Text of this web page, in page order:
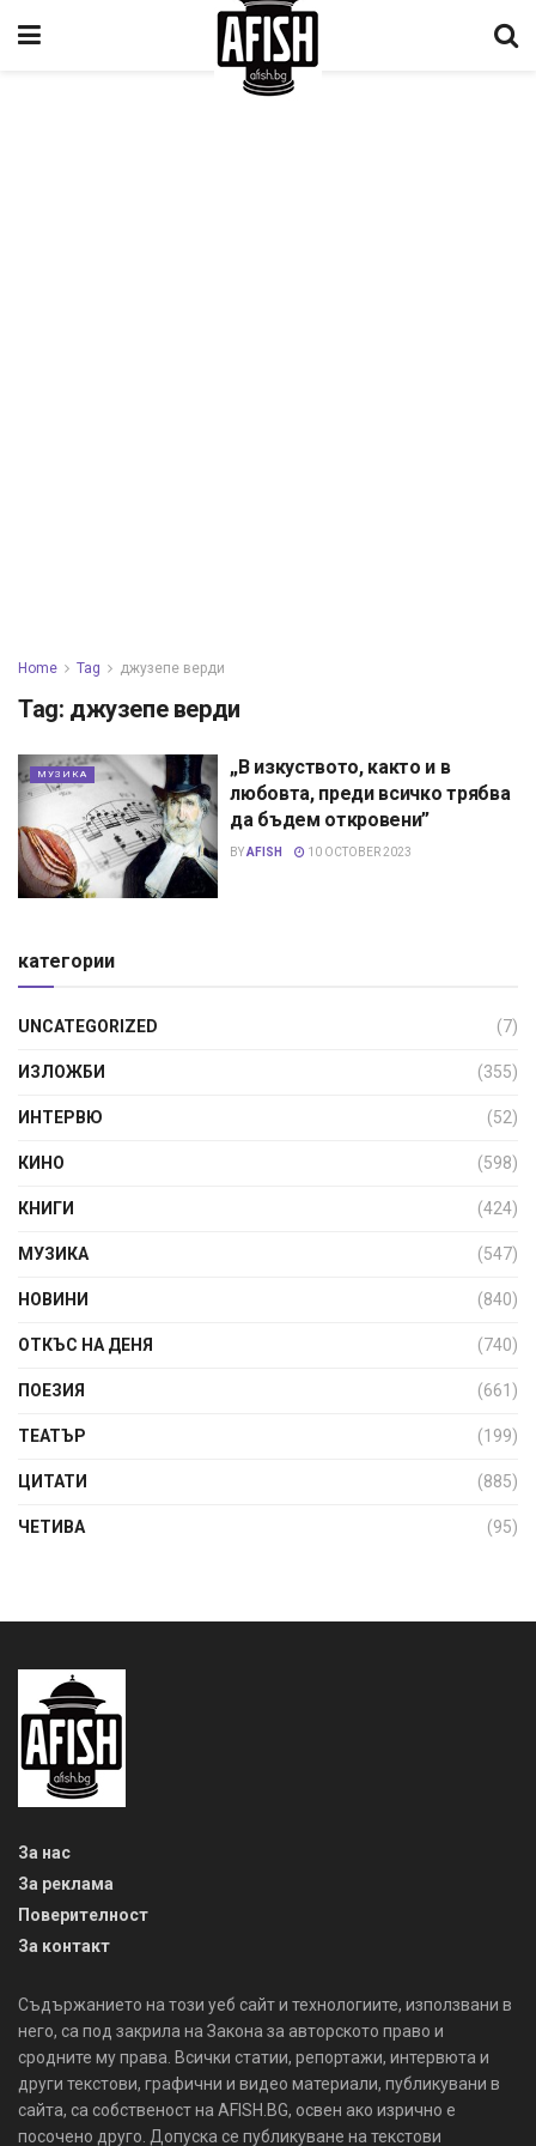
Home Tag джузепе верди
Tag: джузепе верди
МУЗИКА
„В изкуството, както и в
любовта, преди всичко трябва
да бъдем откровени”
BYAFISH 10 OCTOBER 2023
категории
UNCATEGORIZED (7)
ИЗЛОЖБИ (355)
ИНТЕРВЮ (52)
КИНО (598)
КНИГИ (424)
МУЗИКА (547)
НОВИНИ (840)
ОТКЪС НА ДЕНЯ (740)
ПОЕЗИЯ (661)
ТЕАТЪР (199)
ЦИТАТИ (885)
ЧЕТИВА (95)
За нас
За реклама
Поверителност
За контакт
Съдържанието на този уеб сайт и технологиите, използвани в
него, са под закрила на Закона за авторското право и
сродните му права. Всички статии, репортажи, интервюта и
други текстови, графични и видео материали, публикувани в
сайта, са собственост на AFISH.BG, освен ако изрично е
посочено друго. Допуска се публикуване на текстови